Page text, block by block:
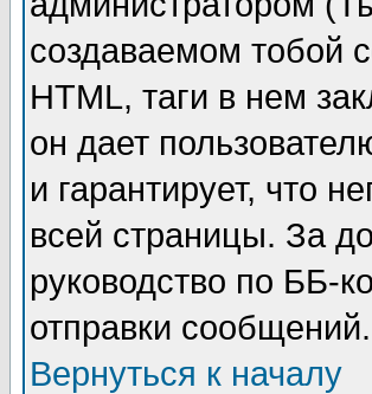
создаваемом тобой
HTML, таги в нем
он дает
и гарантирует, что
всей страницы. За
руководство по ББ-
отправки сообщений.
Вернуться к началу